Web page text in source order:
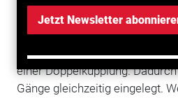
Jetzt Newsletter
verliert bei Gangwechseln
nicht mehr an Geschwindigkeit.
Das Getriebe besteht aus
einer Doppelkupplung.
Gänge gleichzeitig eingelegt.